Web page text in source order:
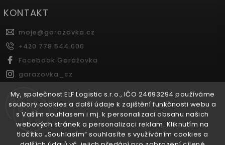
My, společnost ELF Logistic s.r.o., IČO 24693294 používáme
soubory cookies a další údaje k zajištění funkčnosti webu a
s Vaším souhlasem i mj. k personalizaci obsahu našich
webových stránek a personalizaci reklam. Kliknutím na
tlačítko „Souhlasím“ souhlasíte s využíváním cookies a
KONTAKT
moje@garazovka.cz
+420 778 544 000
Facebook Garážovka
garazovka_cz
FACEBOOK